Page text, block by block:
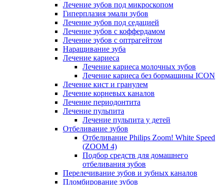
Лечение зубов под микроскопом
Гиперплазия эмали зубов
Лечение зубов под седацией
Лечение зубов с коффердамом
Лечение зубов с оптрагейтом
Наращивание зуба
Лечение кариеса
Лечение кариеса молочных зубов
Лечение кариеса без бормашины ICON
Лечение кист и гранулем
Лечение корневых каналов
Лечение периодонтита
Лечение пульпита
Лечение пульпита у детей
Отбеливание зубов
Отбеливание Philips Zoom! White Speed
(ZOOM 4)
Подбор средств для домашнего
отбеливания зубов
Перелечивание зубов и зубных каналов
Пломбирование зубов